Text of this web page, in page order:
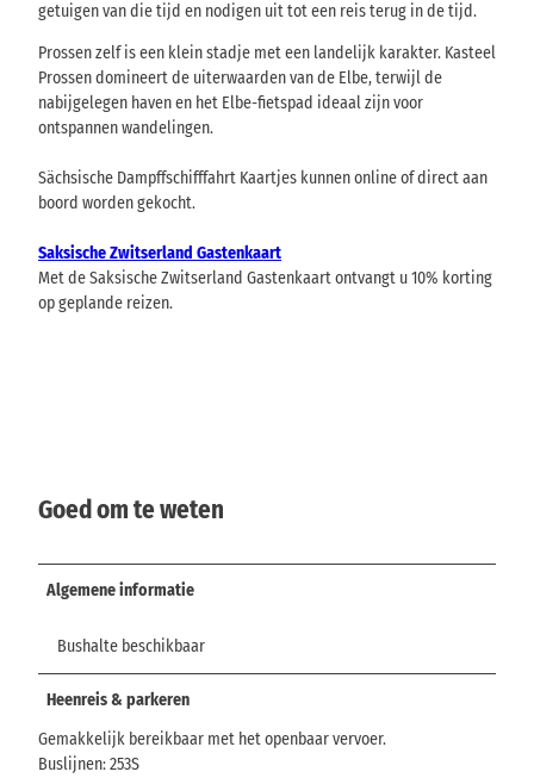
getuigen van die tijd en nodigen uit tot een reis terug in de tijd.
Prossen zelf is een klein stadje met een landelijk karakter. Kasteel
Prossen domineert de uiterwaarden van de Elbe, terwijl de
nabijgelegen haven en het Elbe-fietspad ideaal zijn voor
ontspannen wandelingen.
Sächsische Dampffschifffahrt Kaartjes kunnen online of direct aan
boord worden gekocht.
Saksische Zwitserland Gastenkaart
Met de Saksische Zwitserland Gastenkaart ontvangt u 10% korting
op geplande reizen.
Goed om te weten
Algemene informatie
Bushalte beschikbaar
Heenreis & parkeren
Gemakkelijk bereikbaar met het openbaar vervoer.
Buslijnen: 253S